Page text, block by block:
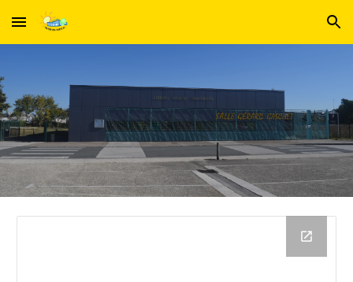
Skip to main content Skip to navigation